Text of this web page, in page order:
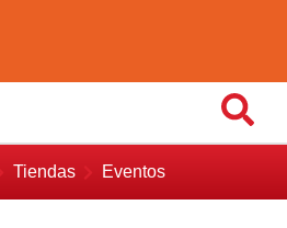
Tiendas Eventos